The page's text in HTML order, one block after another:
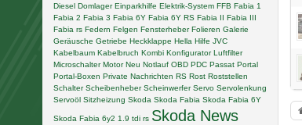
Diesel Domlager Einparkhilfe Elektrik-System FFB Fabia 1
Fabia 2 Fabia 3 Fabia 6Y Fabia 6Y RS Fabia II Fabia III
Fabia rs Federn Felgen Fensterheber Folieren Galerie
Geräusche Getriebe Heckklappe Hella Hilfe JVC
Kabelbaum Kabelbruch Kombi Konfigurator Luftfilter
Microschalter Motor Neu Notlauf OBD PDC Passat Portal
Portal-Boxen Private Nachrichten RS Rost Roststellen
Schalter Scheibenheber Scheinwerfer Servo Servolenkung
Servoöl Sitzheizung Skoda Skoda Fabia Skoda Fabia 6Y
Skoda Fabia 6y2 1.9 tdi rs Skoda News